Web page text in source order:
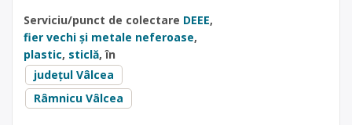
Serviciu/punct de colectare DEEE,
fier vechi și metale neferoase,
plastic, sticlă, în
județul Vâlcea
Râmnicu Vâlcea